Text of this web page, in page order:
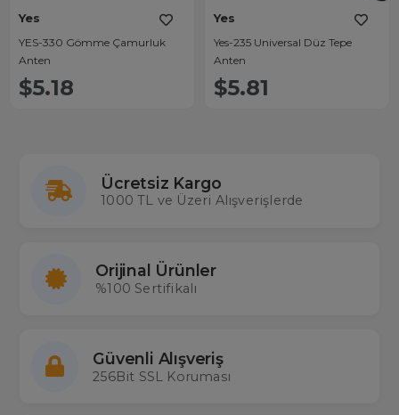
Yes
YES-330 Gömme Çamurluk
Anten
$5.18
Yes
Yes-235 Universal Düz Tepe
Anten
$5.81
Ücretsiz Kargo
1000 TL ve Üzeri Alışverişlerde
Orijinal Ürünler
%100 Sertifikalı
Güvenli Alışveriş
256Bit SSL Koruması